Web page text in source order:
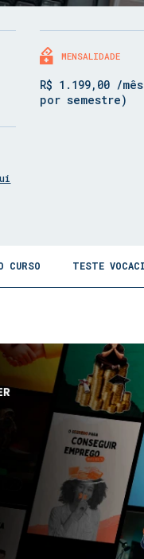
MENSALIDADE
R$ 1.199,00 /
por semestre)
CURSO TESTE